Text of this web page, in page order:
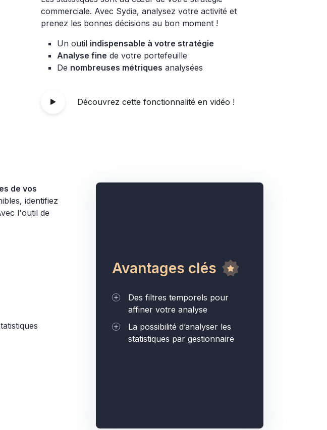
commerciale. Avec Sydia, analysez votre activité et
prenez les bonnes décisions au bon moment !
Un outil indispensable à votre stratégie
Analyse fine de votre portefeuille
De nombreuses métriques analysées
Découvrez cette fonctionnalité en vidéo !
Avantages clés
Des filtres temporels pour
affiner votre analyse
La possibilité d’analyser les
statistiques par gestionnaire
de vos
identifiez
l'outil de